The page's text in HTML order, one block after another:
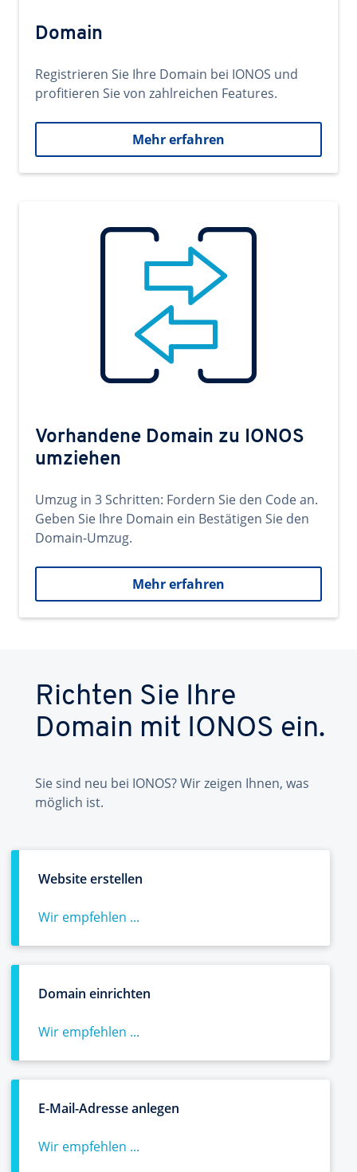
Domain
Registrieren Sie Ihre Domain bei IONOS und
profitieren Sie von zahlreichen Features.
Mehr erfahren
Vorhandene Domain zu IONOS
umziehen
Umzug in 3 Schritten: Fordern Sie den Code an.
Geben Sie Ihre Domain ein Bestätigen Sie den
Domain-Umzug.
Mehr erfahren
Richten Sie Ihre
Domain mit IONOS ein.
Sie sind neu bei IONOS? Wir zeigen Ihnen, was
möglich ist.
Website erstellen
Wir empfehlen ...
Domain einrichten
Wir empfehlen ...
E-Mail-Adresse anlegen
Wir empfehlen ...